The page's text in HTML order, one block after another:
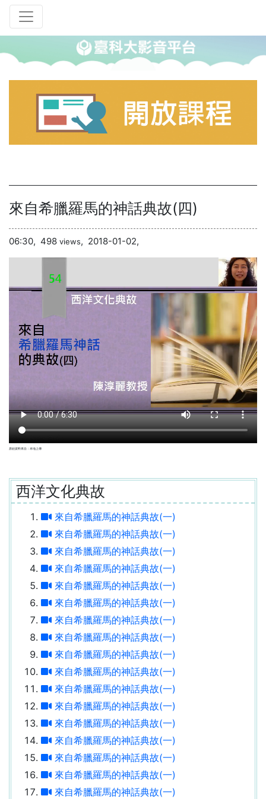
來自希臘羅馬的神話典故(四)
06:30, 498 views, 2018-01-02,
原始資料來自：本地上傳
西洋文化典故
來自希臘羅馬的神話典故(一)
來自希臘羅馬的神話典故(一)
來自希臘羅馬的神話典故(一)
來自希臘羅馬的神話典故(一)
來自希臘羅馬的神話典故(一)
來自希臘羅馬的神話典故(一)
來自希臘羅馬的神話典故(一)
來自希臘羅馬的神話典故(一)
來自希臘羅馬的神話典故(一)
來自希臘羅馬的神話典故(一)
來自希臘羅馬的神話典故(一)
來自希臘羅馬的神話典故(一)
來自希臘羅馬的神話典故(一)
來自希臘羅馬的神話典故(一)
來自希臘羅馬的神話典故(一)
來自希臘羅馬的神話典故(一)
來自希臘羅馬的神話典故(一)